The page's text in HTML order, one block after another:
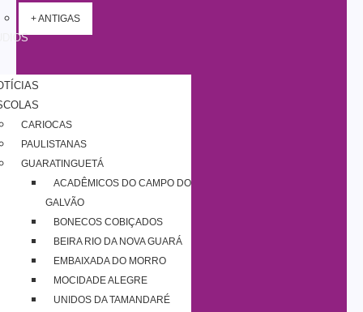
+ ANTIGAS
CARIOCAS
PAULISTANAS
GUARATINGUETÁ
ACADÊMICOS DO CAMPO DO
GALVÃO
BONECOS COBIÇADOS
BEIRA RIO DA NOVA GUARÁ
EMBAIXADA DO MORRO
MOCIDADE ALEGRE
UNIDOS DA TAMANDARÉ